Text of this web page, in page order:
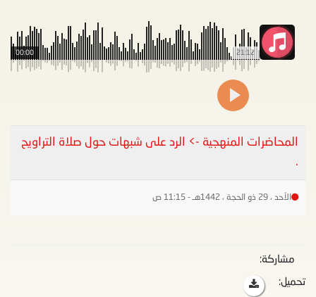
21:12
00:00
المحاضرات المنهجية -> الرد على شبهات حول صلاة التراويح
.
الأحد ، 29 ذو الحجة ، 1442هـ - 11:15 ص
مشاركة:
تحميل: